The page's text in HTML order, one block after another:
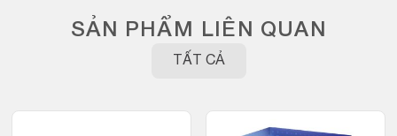
SẢN PHẨM LIÊN QUAN
TẤT CẢ